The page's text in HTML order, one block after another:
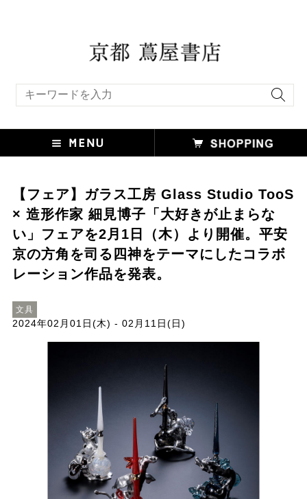
【フェア】ガラス⼯房 Glass Studio TooS
× 造形作家 細⾒博⼦「⼤好きが⽌まらな
い」フェアを2⽉1⽇（⽊）より開催。平安
京の⽅⾓を司る四神をテーマにしたコラボ
レーション作品を発表。
文具
2024年02月01日(木) - 02月11日(日)